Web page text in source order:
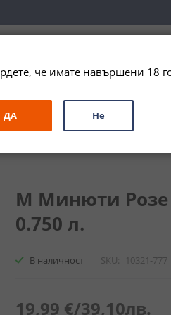
ЗА ПОДАРЪК ПРОМО
Прованс / M de Minuty Rose de
М Минюти Розе
0.750 л.
В наличност SKU 10321-777
19,99 €/39,10лв.
че имате навършени 18
ДА Не